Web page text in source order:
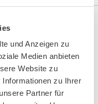
und Anzeigen zu
Medien anbieten
Website zu
zu Ihrer
Partner für